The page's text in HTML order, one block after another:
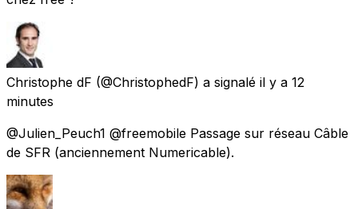
Christophe dF (@ChristophedF) a signalé il y a 12
minutes
@Julien_Peuch1 @freemobile Passage sur réseau Câble
de SFR (anciennement Numericable).